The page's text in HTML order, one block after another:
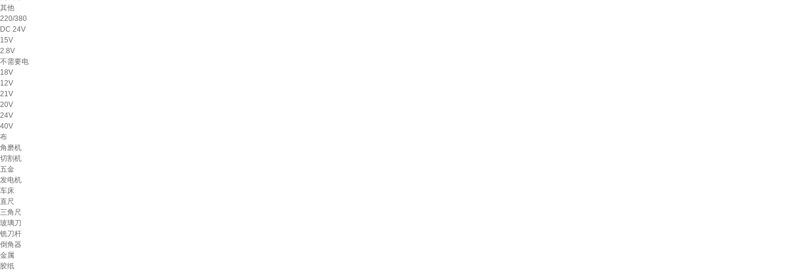
其他
220/380
DC 24V
15V
2.8V
不需要电
18V
12V
21V
20V
24V
40V
布
角磨机
切割机
五金
发电机
车床
直尺
三角尺
玻璃刀
铣刀杆
倒角器
金属
胶纸